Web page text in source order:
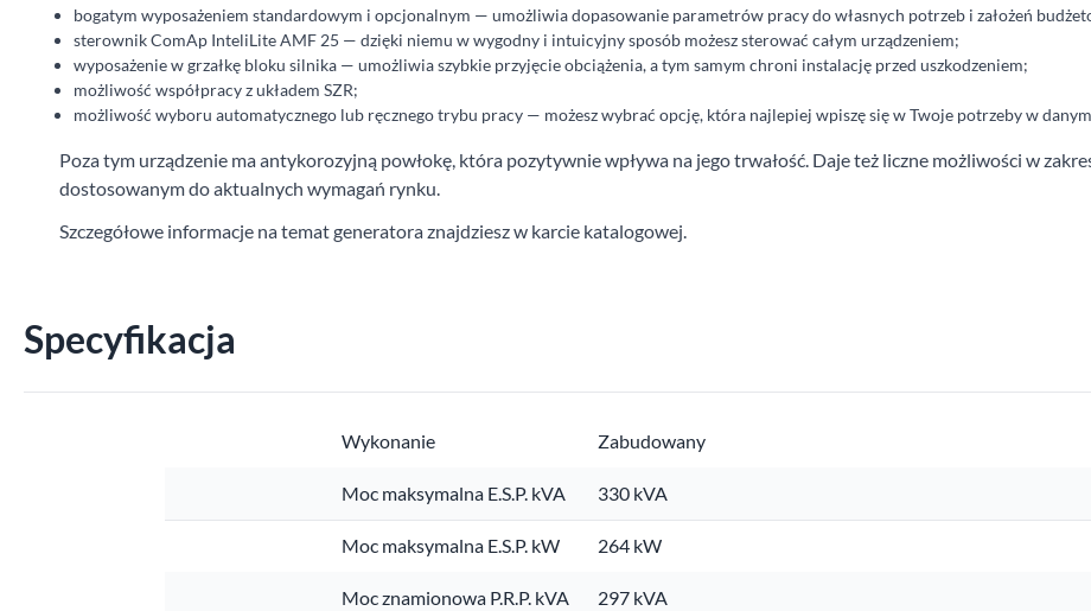
bogatym wyposażeniem standardowym i opcjonalnym — umożliwia dopasowanie parametrów pracy do własnych potrzeb i założeń
sterownik ComAp InteliLite AMF 25 — dzięki niemu w wygodny i intuicyjny sposób możesz sterować całym urządzeniem;
wyposażenie w grzałkę bloku silnika — umożliwia szybkie przyjęcie obciążenia, a tym samym chroni instalację przed uszkodzeniem;
możliwość współpracy z układem SZR;
możliwość wyboru automatycznego lub ręcznego trybu pracy — możesz wybrać opcję, która najlepiej wpiszę się w Twoje potrzeby w
Poza tym urządzenie ma antykorozyjną powłokę, która pozytywnie wpływa na jego trwałość. Daje też liczne możliwości w
dostosowanym do aktualnych wymagań rynku.
Szczegółowe informacje na temat generatora znajdziesz w karcie katalogowej.
Specyfikacja
Wykonanie Zabudowany
Moc maksymalna E.S.P. kVA 330 kVA
Moc maksymalna E.S.P. kW 264 kW
Moc znamionowa P.R.P. kVA 297 kVA